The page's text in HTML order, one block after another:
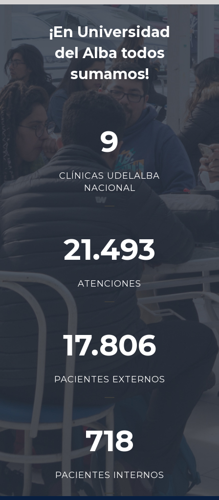
¡En Universidad
del Alba todos
sumamos!
9
CLÍNICAS UDELALBA
NACIONAL
21.493
ATENCIONES
17.806
PACIENTES EXTERNOS
718
PACIENTES INTERNOS